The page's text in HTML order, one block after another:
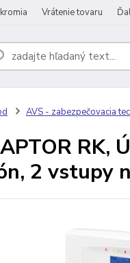
Vrátenie tovaru
AVS - zabezpečovacia
RK,
2 vstupy